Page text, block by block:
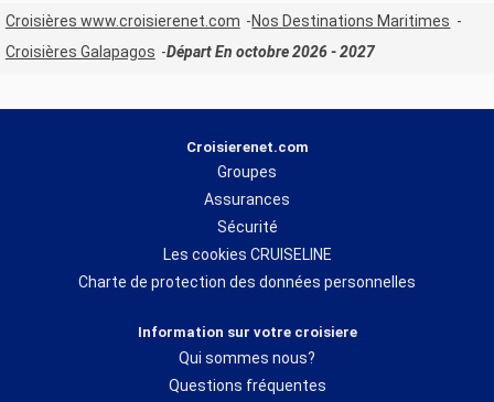
Croisières www.croisierenet.com
Nos Destinations Maritimes
Croisières Galapagos
Départ En octobre 2026 - 2027
Croisierenet.com
Groupes
Assurances
Sécurité
Les cookies CRUISELINE
Charte de protection des données personnelles
Information sur votre croisiere
Qui sommes nous?
Questions fréquentes